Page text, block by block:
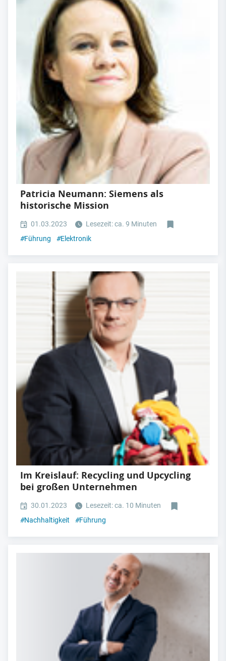
Patricia Neumann: Siemens als
historische Mission
01.03.2023
Lesezeit: ca. 9 Minuten
#Führung #Elektronik
Im Kreislauf: Recycling und Upcycling
bei großen Unternehmen
30.01.2023
Lesezeit: ca. 10 Minuten
#Nachhaltigkeit #Führung